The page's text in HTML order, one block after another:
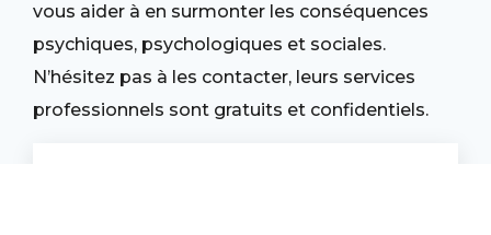
vous aider à en surmonter les conséquences
psychiques, psychologiques et sociales.
N’hésitez pas à les contacter, leurs services
professionnels sont gratuits et confidentiels.